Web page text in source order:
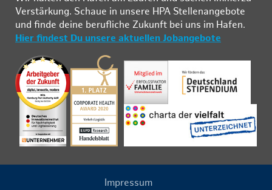
Ver­stär­kung. Schau­e in un­se­re HPA Stel­len­an­ge­bo­te
und fin­de deine be­ruf­li­che Zu­kunft bei uns im Ha­fen.
Hier findest Du unsere aktuellen Jobangebote
Impressum